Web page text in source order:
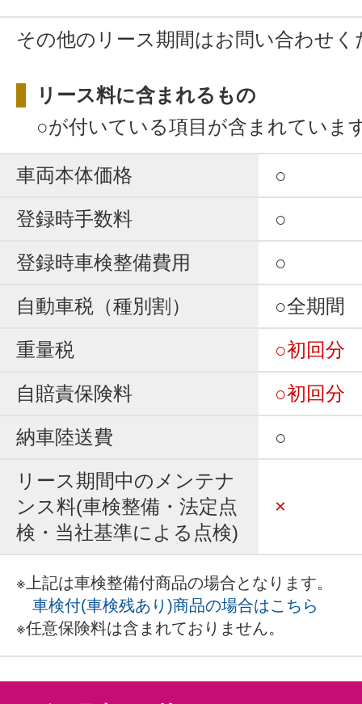
その他のリース期間はお問い合わせく
リース料に含まれるもの
○が付いている項目が含まれていま
車両本体価格
○
登録時手数料
○
登録時車検整備費用
○
自動車税（種別割）
○全期間
重量税
○初回分
自賠責保険料
○初回分
納車陸送費
○
リース期間中のメンテナ
ンス料(車検整備・法定点
検・当社基準による点検)
×
※上記は車検整備付商品の場合となります。
車検付(車検残あり)商品の場合はこちら
※任意保険料は含まれておりません。